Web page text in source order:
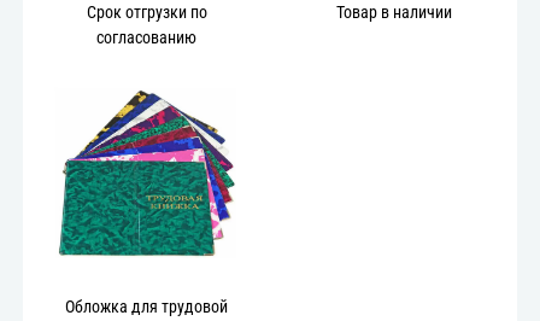
Срок отгрузки по
согласованию
Товар в наличии
Обложка для трудовой